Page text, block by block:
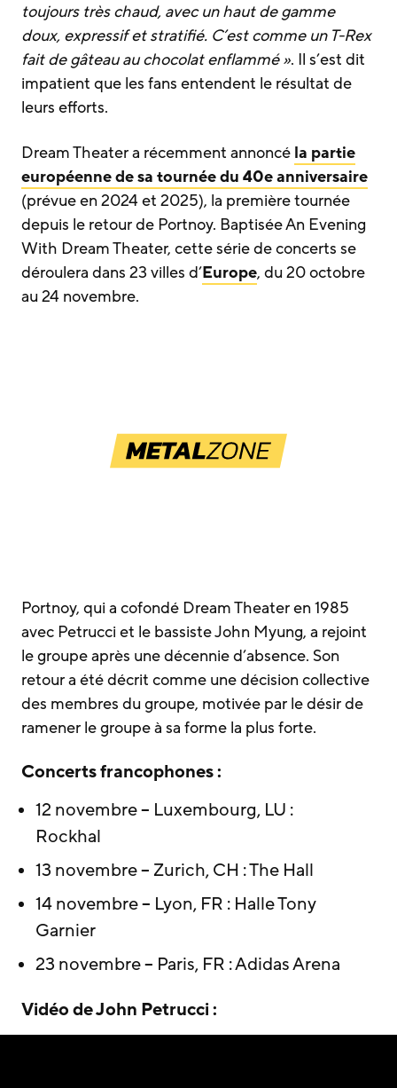
toujours très chaud, avec un haut de gamme
doux, expressif et stratifié. C’est comme un T-Rex
fait de gâteau au chocolat enflammé ». Il s’est dit
impatient que les fans entendent le résultat de
leurs efforts.
Dream Theater a récemment annoncé la partie
européenne de sa tournée du 40e anniversaire
(prévue en 2024 et 2025), la première tournée
depuis le retour de Portnoy. Baptisée An Evening
With Dream Theater, cette série de concerts se
déroulera dans 23 villes d’Europe, du 20 octobre
au 24 novembre.
Portnoy, qui a cofondé Dream Theater en 1985
avec Petrucci et le bassiste John Myung, a rejoint
le groupe après une décennie d’absence. Son
retour a été décrit comme une décision collective
des membres du groupe, motivée par le désir de
ramener le groupe à sa forme la plus forte.
Concerts francophones :
12 novembre – Luxembourg, LU :
Rockhal
13 novembre – Zurich, CH : The Hall
14 novembre – Lyon, FR : Halle Tony
Garnier
23 novembre – Paris, FR : Adidas Arena
Vidéo de John Petrucci :